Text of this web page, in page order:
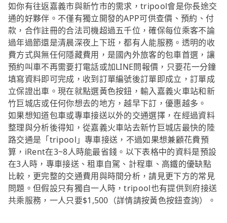
如你有往返嘉義市與新竹市的需求，tripool會是你長途交
通的好夥伴。不僅有獨立開發的APP可供查價、預約、付
款，合作註冊的合法司機超過五千位，確保每位乘客不論
過年過節還是清晨深夜上下班，都有人能服務。透明的收
費方式與無任何隱藏費用，是國內外旅客的包車首選，讓
預約叫車不再需要打電話或加LINE問報價，只要花一分鐘
填寫資料即可完成，收到訂單編號後訂單即成立，訂單成
立保證出車。現在就點選黃色按鈕，輸入嘉義火車站和新
竹巨城店或任何你想去的地方，越早下訂，優惠越多。
如果想知道包車或專車接送以外的交通選擇，在經過資料
整理與分析後得知，從嘉義火車站去新竹巨城店最快的陸
路交通是「tripool」專車接送，不過如果想兼顧花費預
算，iRent在3~8人時能最省錢。以下表格中的資料是預設
在3人時，專車接送、租車自駕、計程車、高鐵的優缺點
比較，更完整的交通費用與時間分析，請見更下方的常見
問題。但假設只有獨自一人時，tripool也有提供到府接送
共乘服務，一人只要$1,500（詳情請按黃色按鈕查詢）。